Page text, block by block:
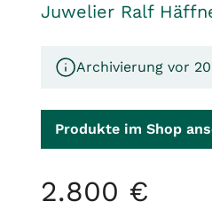
Juwelier Ralf
Archivierung vor
Produkte im Shop
2.800 €